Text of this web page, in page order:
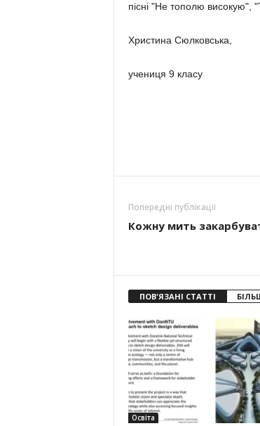
пісні "Не тополю високую",
Христина Сюлковська,
учениця 9 класу
Попередні публікації
Кожну мить
ПОВ'ЯЗАНІ СТАТТІ
Освіта